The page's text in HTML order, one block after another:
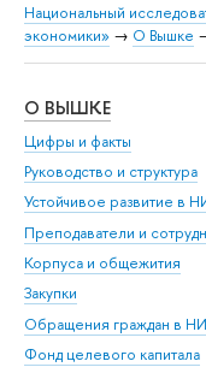
Национальный
экономики» → О Вышке
О ВЫШКЕ
Цифры и факты
Руководство и структура
Устойчивое развитие в
Преподаватели и
Корпуса и общежития
Закупки
Обращения граждан в
Фонд целевого капитала